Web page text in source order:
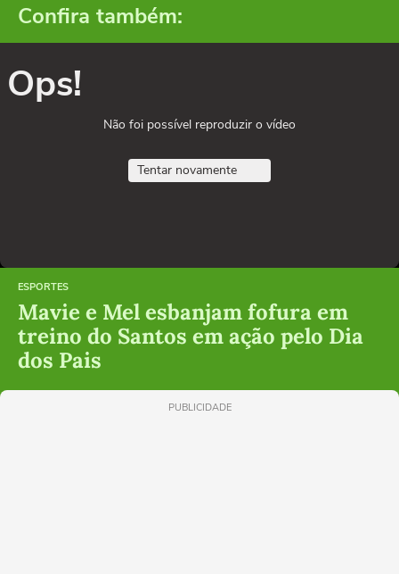
Confira também:
Ops!
Não foi possível reproduzir o vídeo
Tentar novamente
ESPORTES
Mavie e Mel esbanjam fofura em
treino do Santos em ação pelo Dia
dos Pais
PUBLICIDADE